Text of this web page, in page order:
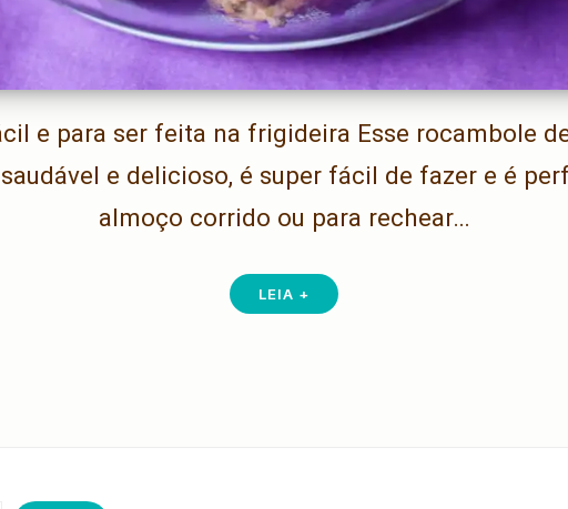
e para ser feita na frigideira Esse rocambole
e delicioso, é super fácil de fazer e é
almoço corrido ou para rechear…
LEIA +